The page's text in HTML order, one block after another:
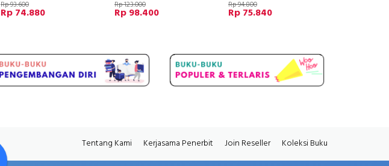
Rp 93.600
Rp 74.880
Rp 123.000
Rp 98.400
Rp 94.800
Rp 75.840
Tentang Kami Kerjasama Penerbit Join Reseller Koleksi Buku